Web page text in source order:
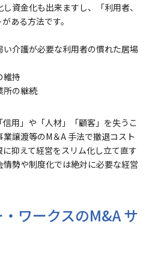
資金化も出来ますし、「利用者、
ある方法です。
い介護が必要な利用者の慣れた居場
維持
所の継続
用」や「人材」「顧客」を失うこ
譲渡等のM＆A 手法で撤退コスト
抑えて経営をスリム化し立て直す
勢や制度化では絶対に必要な経営
ワークスのM&A サ